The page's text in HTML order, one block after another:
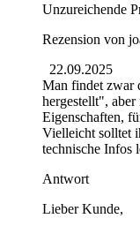
Unzureichende
Rezension von
22.09.2025
Man findet zwar
hergestellt", aber
Eigenschaften,
Vielleicht solltet
technische Infos
Antwort
Lieber Kunde,